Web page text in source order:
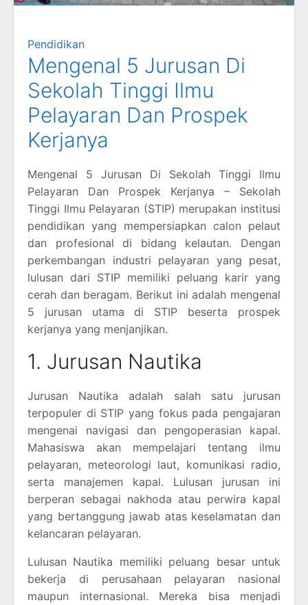
Pendidikan
Mengenal 5 Jurusan Di
Sekolah Tinggi Ilmu
Pelayaran Dan Prospek
Kerjanya
Mengenal 5 Jurusan Di Sekolah Tinggi Ilmu
Pelayaran Dan Prospek Kerjanya – Sekolah
Tinggi Ilmu Pelayaran (STIP) merupakan institusi
pendidikan yang mempersiapkan calon pelaut
dan profesional di bidang kelautan. Dengan
perkembangan industri pelayaran yang pesat,
lulusan dari STIP memiliki peluang karir yang
cerah dan beragam. Berikut ini adalah mengenal
5 jurusan utama di STIP beserta prospek
kerjanya yang menjanjikan.
1. Jurusan Nautika
Jurusan Nautika adalah salah satu jurusan
terpopuler di STIP yang fokus pada pengajaran
mengenai navigasi dan pengoperasian kapal.
Mahasiswa akan mempelajari tentang ilmu
pelayaran, meteorologi laut, komunikasi radio,
serta manajemen kapal. Lulusan jurusan ini
berperan sebagai nakhoda atau perwira kapal
yang bertanggung jawab atas keselamatan dan
kelancaran pelayaran.
Lulusan Nautika memiliki peluang besar untuk
bekerja di perusahaan pelayaran nasional
maupun internasional. Mereka bisa menjadi